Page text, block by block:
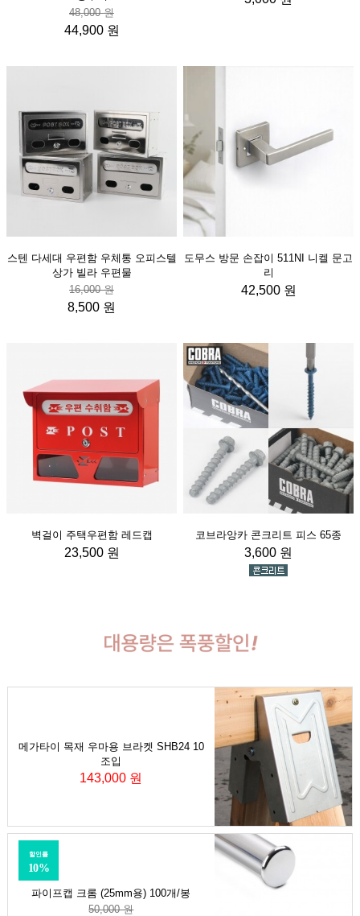
48,000 원
44,900 원
스텐 다세대 우편함 우체통 오피스텔
상가 빌라 우편물
16,000 원
8,500 원
도무스 방문 손잡이 511NI 니켈 문고
리
42,500 원
벽걸이 주택우편함 레드캡
23,500 원
코브라앙카 콘크리트 피스 65종
3,600 원
메가타이 목재 우마용 브라켓 SHB24 10
조입
143,000 원
파이프캡 크롬 (25mm용) 100개/봉
할인률
10%
50,000 원